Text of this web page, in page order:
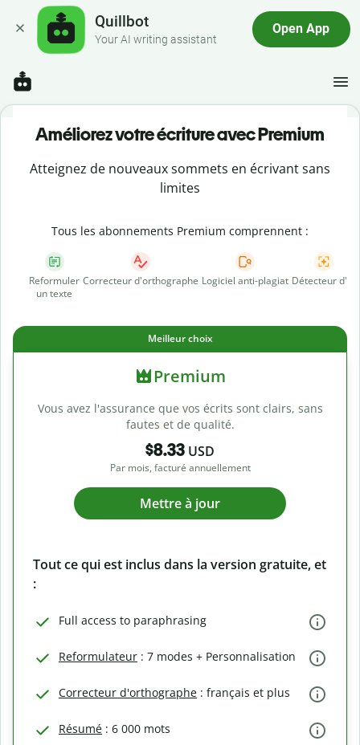
Quillbot
Your AI writing assistant
Open App
Améliorez votre écriture avec Premium
Atteignez de nouveaux sommets en écrivant sans
limites
Tous les abonnements Premium comprennent :
Reformuler
un texte
Correcteur d'orthographe Logiciel anti-plagiat Détecteur d'IA
Meilleur choix
Premium
Vous avez l'assurance que vos écrits sont clairs, sans
fautes et de qualité.
$8.33 USD
Par mois, facturé annuellement
Mettre à jour
Tout ce qui est inclus dans la version gratuite, et
:
Full access to paraphrasing
Reformulateur : 7 modes + Personnalisation
Correcteur d'orthographe : français et plus
Résumé : 6 000 mots